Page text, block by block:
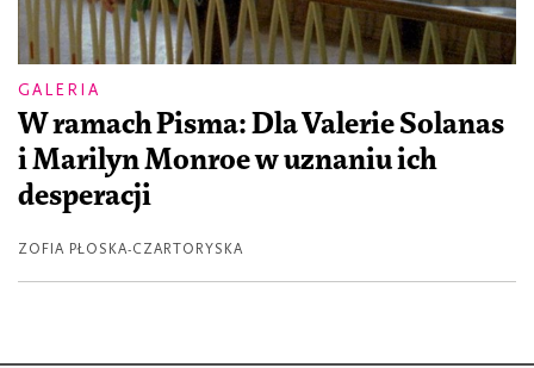
GALERIA
W ramach Pisma: Dla Valerie Solanas
i Marilyn Monroe w uznaniu ich
desperacji
ZOFIA PŁOSKA-CZARTORYSKA